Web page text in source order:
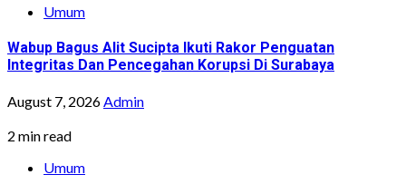
Umum
Wabup Bagus Alit Sucipta Ikuti Rakor Penguatan
Integritas Dan Pencegahan Korupsi Di Surabaya
August 7, 2026Admin
2 min read
Umum